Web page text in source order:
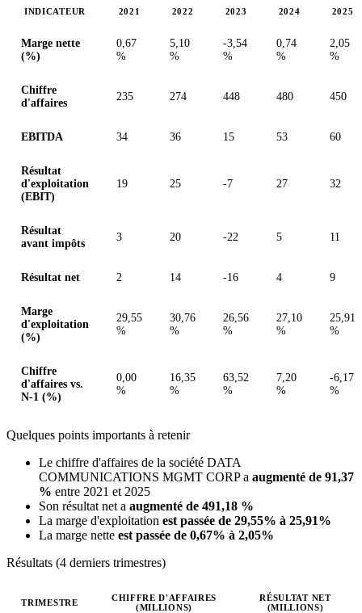
INDICATEUR 2021 2022 2023 2024 2025
Marge nette
(%)
0,67
%
5,10
%
-3,54
%
0,74
%
2,05
%
Chiffre
d'affaires
235 274 448 480 450
EBITDA 34 36 15 53 60
Résultat
d'exploitation
(EBIT)
19 25 -7 27 32
Résultat
avant impôts
3 20 -22 5 11
Résultat net 2 14 -16 4 9
Marge
d'exploitation
(%)
29,55
%
30,76
%
26,56
%
27,10
%
25,91
%
Chiffre
d'affaires vs.
N-1 (%)
0,00
%
16,35
%
63,52
%
7,20
%
-6,17
%
Quelques points importants à retenir
Le chiffre d'affaires de la société DATA
COMMUNICATIONS MGMT CORP a augmenté de 91,37
% entre 2021 et 2025
Son résultat net a augmenté de 491,18 %
La marge d'exploitation est passée de 29,55% à 25,91%
La marge nette est passée de 0,67% à 2,05%
Résultats (4 derniers trimestres)
TRIMESTRE
CHIFFRE D'AFFAIRES
(MILLIONS)
RÉSULTAT NET
(MILLIONS)